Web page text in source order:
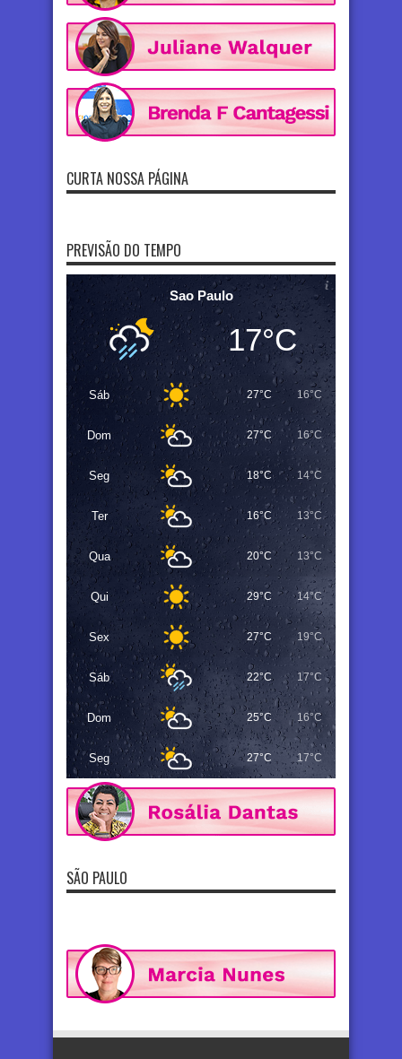
CURTA NOSSA PÁGINA
PREVISÃO DO TEMPO
Sao Paulo
17°C
Sáb 27°C 16°C
Dom 27°C 16°C
Seg 18°C 14°C
Ter 16°C 13°C
Qua 20°C 13°C
Qui 29°C 14°C
Sex 27°C 19°C
Sáb 22°C 17°C
Dom 25°C 16°C
Seg 27°C 17°C
SÃO PAULO